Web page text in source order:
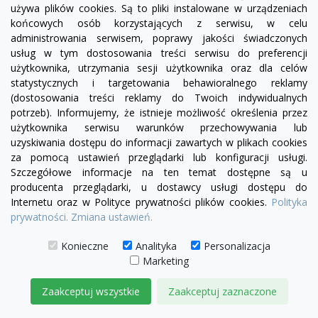
Sofa Chesterfield Uszak Ton Plus z f. spania eko-
skóra 3 os.
6 260,00 zł
DODAJ DO KOSZYKA
używa plików cookies. Są to pliki instalowane w urządzeniach
końcowych osób korzystających z serwisu, w celu
administrowania serwisem, poprawy jakości świadczonych
usług w tym dostosowania treści serwisu do preferencji
użytkownika, utrzymania sesji użytkownika oraz dla celów
statystycznych i targetowania behawioralnego reklamy
(dostosowania treści reklamy do Twoich indywidualnych
potrzeb). Informujemy, że istnieje możliwość określenia przez
użytkownika serwisu warunków przechowywania lub
uzyskiwania dostępu do informacji zawartych w plikach cookies
za pomocą ustawień przeglądarki lub konfiguracji usługi.
Szczegółowe informacje na ten temat dostępne są u
producenta przeglądarki, u dostawcy usługi dostępu do
Internetu oraz w Polityce prywatności plików cookies. Polityka
prywatności. Zmiana ustawień.
Konieczne Analityka
Personalizacja
Marketing
Zaakceptuj wszystkie Zaakceptuj zaznaczone